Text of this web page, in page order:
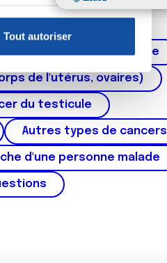
sur les cookies.
informations que
Tout autoriser
Cancer de la prostate
de l'utérus, ovaires)
du testicule
Autres types de cancers
d'une personne malade